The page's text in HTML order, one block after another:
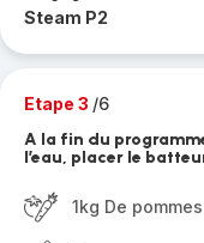
Steam P2
Etape 3 /6
A la fin du
l’eau, placer le
1kg De